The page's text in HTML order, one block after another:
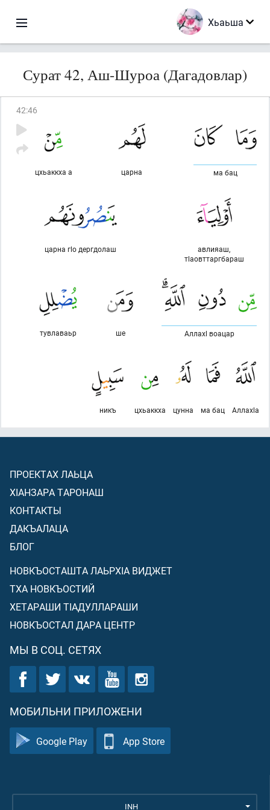
Хьаьша
Сурат 42, Аш-Шуроа (Дагадовлар)
42:46
ма бац
царна
цхьаккха а
авлияаш,
тlаовттаргбараш
царна гlо дергдолаш
Аллахl воацар
ше
тувлаваьр
Аллахlа
ма бац
цунна
цхьаккха
никъ
ПРОЕКТАХ ЛАЬЦА
ХIАНЗАРА ТАРОНАШ
КОНТАКТЫ
ДАКЪАЛАЦА
БЛОГ
НОВКЪОСТАШТА ЛАЬРХIА ВИДЖЕТ
ТХА НОВКЪОСТИЙ
ХЕТАРАШИ ТIАДУЛЛАРАШИ
НОВКЪОСТАЛ ДАРА ЦЕНТР
МЫ В СОЦ. СЕТЯХ
МОБИЛЬНИ ПРИЛОЖЕНИ
Google Play App Store
INH